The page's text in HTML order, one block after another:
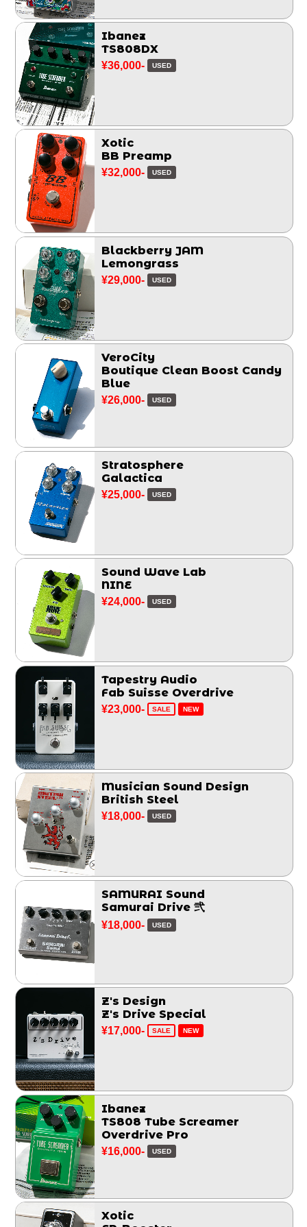
Ibanez
TS808DX
¥36,000- USED
Xotic
BB Preamp
¥32,000- USED
Blackberry JAM
Lemongrass
¥29,000- USED
VeroCity
Boutique Clean Boost Candy
Blue
¥26,000- USED
Stratosphere
Galactica
¥25,000- USED
Sound Wave Lab
NINE
¥24,000- USED
Tapestry Audio
Fab Suisse Overdrive
¥23,000- SALE NEW
Musician Sound Design
British Steel
¥18,000- USED
SAMURAI Sound
Samurai Drive 弐
¥18,000- USED
Z's Design
Z's Drive Special
¥17,000- SALE NEW
Ibanez
TS808 Tube Screamer
Overdrive Pro
¥16,000- USED
Xotic